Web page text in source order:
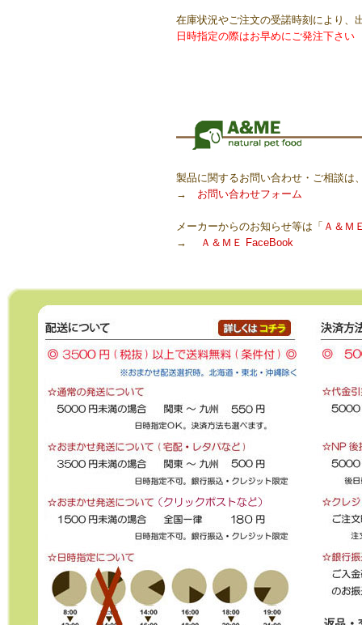
在庫状況やご注文の受諾時刻により、
日時指定の際はお早めにご発注下さい
製品に関するお問い合わせ・ご相談は
→ お問い合わせフォーム
メーカーからのお知らせ等は「 Ａ＆Ｍ
→
Ａ＆ＭＥ FaceBook